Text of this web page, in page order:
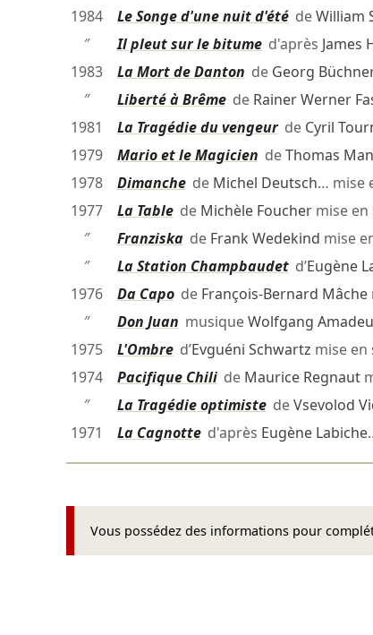
1984
Le Songe d'une nuit d'étédeWilliam
″
Il pleut sur le bitumed'après James
1983
La Mort de Danton de Georg
″
Liberté à Brêmede Rainer Werner
1981
La Tragédie du vengeurde Cyril
1979
Mario et le Magicien deThomas
1978
Dimanchede Michel Deutsch… mise
1977
La Tablede Michèle Fouchermise en
″
Franziskade Frank Wedekind mise
″
La Station Champbaudetd’Eugène
1976
Da Capode François-Bernard Mâche
″
Don Juan musiqueWolfgang
1975
L'Ombred’Evguéni Schwartz mise en
1974
Pacifique Chilide Maurice Regnaut
″
La Tragédie optimistedeVsevolod
1971
La Cagnotted'après Eugène Labiche
Vous possédez des informations pour